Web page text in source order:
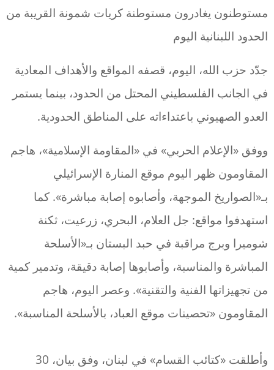
مستوطنون يغادرون مستوطنة كريات شمونة القريبة من
الحدود اللبنانية اليوم
جدّد حزب الله، اليوم، قصفه المواقع والأهداف المعادية
في الجانب الفلسطيني المحتل من الحدود، بينما يستمر
العدو الصهيوني باعتداءاته على المناطق الحدودية.
ووفق «الإعلام الحربي» في «المقاومة الإسلامية»، هاجم
المقاومون ظهر اليوم موقع ‏المنارة الإسرائيلي
بـ«الصواريخ الموجهة، وأصابوه إصابة مباشرة». كما
استهدفوا مواقع: جل العلام، البحري، زرعيت، ثكنة
شوميرا وبرج مراقبة في حبد ‏البستان بـ«الأسلحة
المباشرة والمناسبة، وأصابوها إصابة دقيقة، وتدمير كمية
من ‏تجهيزاتها الفنية والتقنية». ‏وعصر اليوم، هاجم
المقاومون «تحصينات موقع العباد، بالأسلحة المناسبة».
وأطلقت «كتائب القسام» في لبنان، وفق بيان، 30